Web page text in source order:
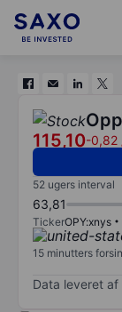
115,10-0,82
52 ugers interval
63,81
TickerOPY:xnys
15 minutters
Data leveret af